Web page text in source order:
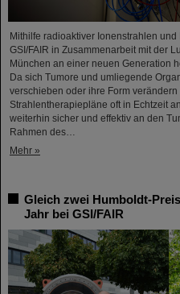
Mithilfe radioaktiver Ionenstrahlen
GSI/FAIR in Zusammenarbeit mit der
München an einer neuen Generation
Da sich Tumore und umliegende
verschieben oder ihre Form
Strahlentherapiepläne oft in Echtzeit
weiterhin sicher und effektiv an den
Rahmen des…
Mehr »
Gleich zwei Humboldt-
Jahr bei GSI/FAIR